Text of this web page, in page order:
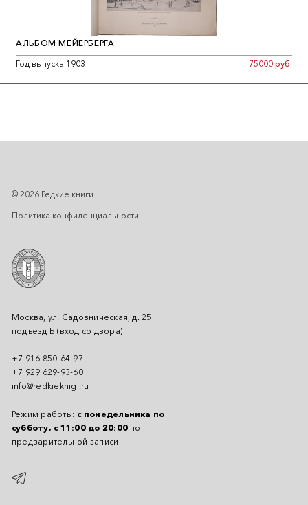
АЛЬБОМ МЕЙЕРБЕРГА
Год выпуска 1903
75000 руб.
Москва, ул. Садовническая, д. 25
подъезд Б (вход со двора)
+7 916 850-64-97
+7 929 629-93-60
info@redkieknigi.ru
Режим работы: с понедельника по
субботу, с 11:00 до 20:00 по
предварительной записи
© 2026 Редкие книги
Политика конфиденциальности